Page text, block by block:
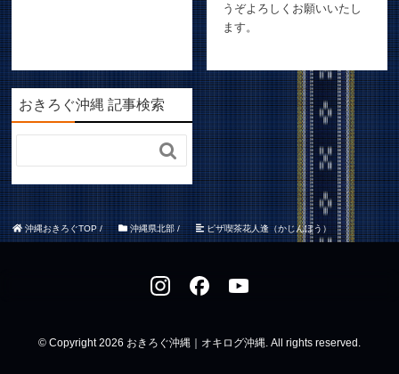
うぞよろしくお願いいたし
ます。
おきろぐ沖縄 記事検索

沖縄おきろぐTOP/ 沖縄県北部/ ピザ喫茶花人逢（かじんほう）
© Copyright 2026 おきろぐ沖縄｜オキログ沖縄. All rights reserved.